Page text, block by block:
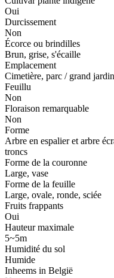
Oui
Durcissement
Non
Écorce ou brindilles
Brun, grise, s'écaille
Emplacement
Cimetière, parc / grand
Feuillu
Non
Floraison remarquable
Non
Forme
Arbre en espalier et arbre
troncs
Forme de la couronne
Large, vase
Forme de la feuille
Large, ovale, ronde, sciée
Fruits frappants
Oui
Hauteur maximale
5~5m
Humidité du sol
Humide
Inheems in België